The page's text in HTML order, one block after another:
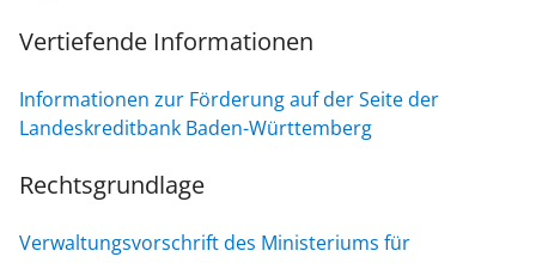
Vertiefende Informationen
Informationen zur Förderung auf der Seite der
Landeskreditbank Baden-Württemberg
Rechtsgrundlage
Verwaltungsvorschrift des Ministeriums für